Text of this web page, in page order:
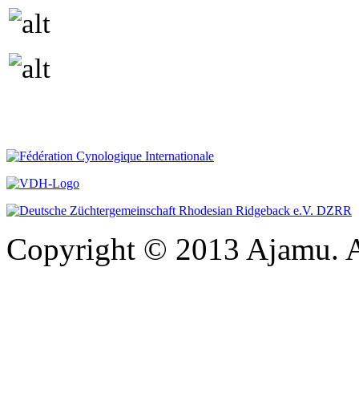
Copyright © 2013 Ajamu.